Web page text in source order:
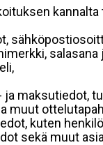
maksutiedot,
muut
kuten
sekä muut